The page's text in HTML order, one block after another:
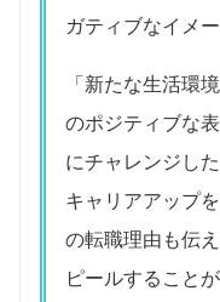
ガティブなイメ
「新たな生活環
のポジティブな
にチャレンジし
キャリアアップ
の転職理由も伝
ピールすること